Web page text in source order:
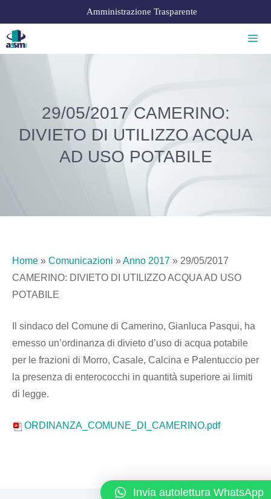
Amministrazione Trasparente
29/05/2017 CAMERINO:
DIVIETO DI UTILIZZO ACQUA
AD USO POTABILE
Home » Comunicazioni »Anno 2017 » 29/05/2017
CAMERINO: DIVIETO DI UTILIZZO ACQUA AD USO
POTABILE
Il sindaco del Comune di Camerino, Gianluca Pasqui, ha
emesso un’ordinanza di divieto d’uso di acqua potabile
per le frazioni di Morro, Casale, Calcina e Palentuccio per
la presenza di enterococchi in quantità superiore ai limiti
di legge.
ORDINANZA_COMUNE_DI_CAMERINO.pdf
Invia autolettura WhatsApp